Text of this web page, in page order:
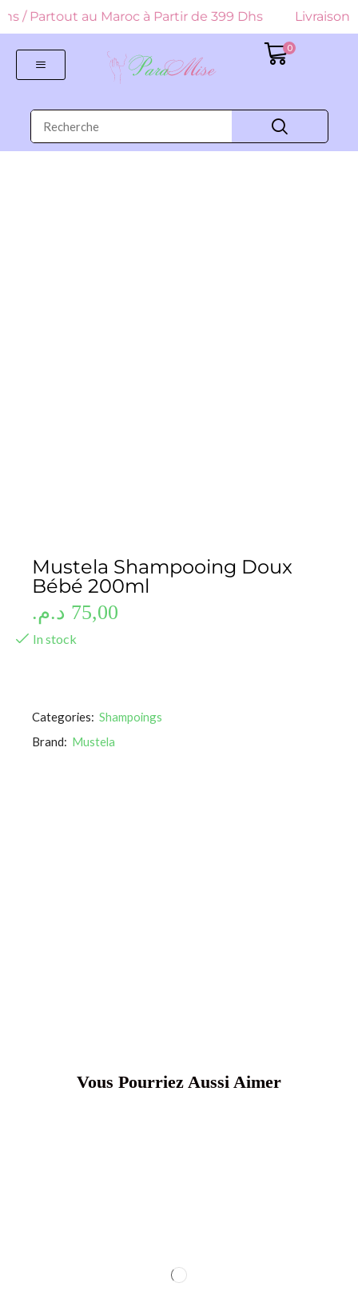
/ Partout au Maroc à Partir de 399 Dhs Livraison
0
Mustela Shampooing Doux
Bébé 200ml
75,00 د.م.
In stock
Categories: Shampoings
Brand: Mustela
Vous Pourriez Aussi Aimer